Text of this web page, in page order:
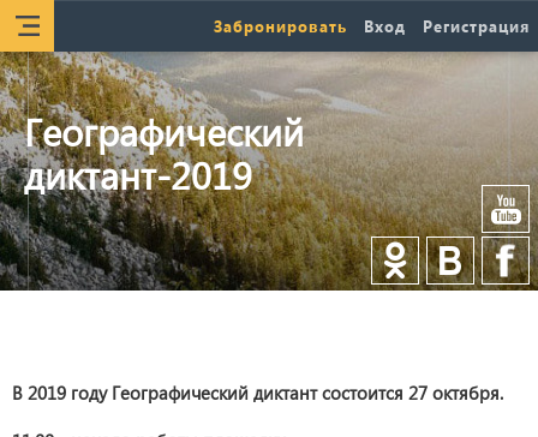
Забронировать Вход Регистрация
Географический
диктант-2019
В 2019 году Географический диктант состоится 27 октября.